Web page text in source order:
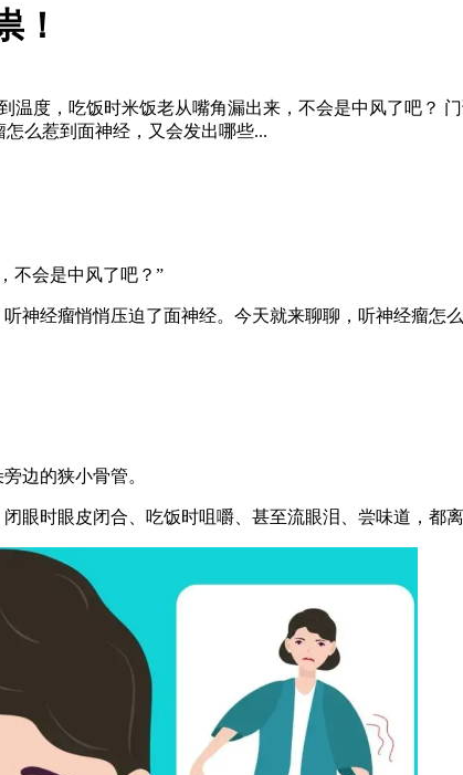
！
度，吃饭时米饭老从嘴角漏出来，不会是中风了吧？
么惹到面神经，又会发出哪些...
会是中风了吧？”
经瘤悄悄压迫了面神经。今天就来聊聊，听神经瘤怎么
边的狭小骨管。
时眼皮闭合、吃饭时咀嚼、甚至流眼泪、尝味道，都离